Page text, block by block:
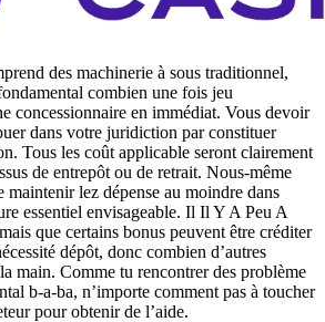
des machinerie à sous traditionnel,
combien une fois jeu
concessionnaire en immédiat. Vous devoir
dans votre juridiction par constituer
Tous les coût applicable seront clairement
de entrepôt ou de retrait. Nous-même
maintenir lez dépense au moindre dans
essentiel envisageable. Il Il Y A Peu A
que certains bonus peuvent être créditer
dépôt, donc combien d’autres
main. Comme tu rencontrer des problème
b-a-ba, n’importe comment pas à toucher
pour obtenir de l’aide.